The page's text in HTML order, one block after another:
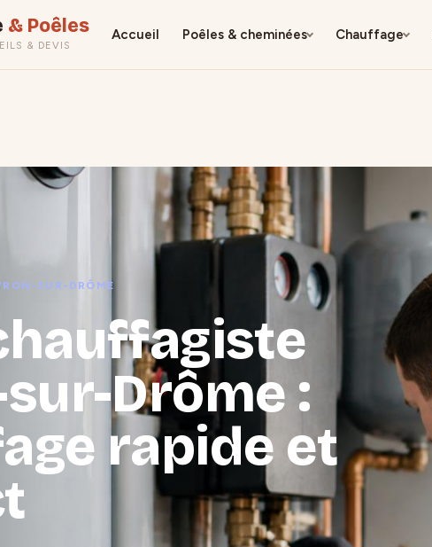
& Poêles
& DEVIS
Accueil Poêles & cheminées Chauffage
SUR-DRÔME
Drôme :
rapide et